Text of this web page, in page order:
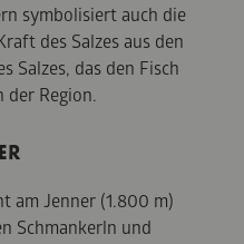
symbolisiert auch die
des Salzes aus den
Salzes, das den Fisch
Region.
am Jenner (1.800 m)
Schmankerln und